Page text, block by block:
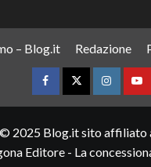
– Blog.it Redazione
FacebookTwitterInstagram
2025 Blog.it sito affiliato
Editore - La